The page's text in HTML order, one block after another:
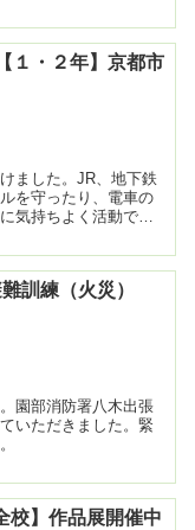
・２年】京都市
ました。JR、地下鉄
を守ったり、電車の
気持ちよく活動でき
訓練（火災）
園部消防署八木出張
いただきました。緊
】作品展開催中